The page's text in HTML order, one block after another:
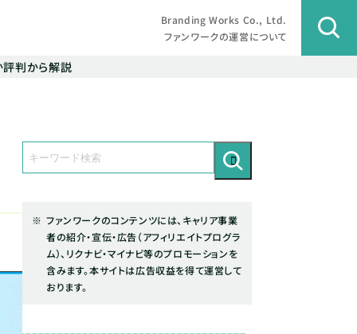
Branding Works Co., Ltd.
ファンワークの運営について
評判から解説
ファンワークのコンテンツには、キャリア事業
者の紹介・宣伝・広告（アフィリエイトプログラ
ム）、リクナビ・マイナビ等のプロモーションを
含みます。本サイトは広告収益を得て運営して
おります。